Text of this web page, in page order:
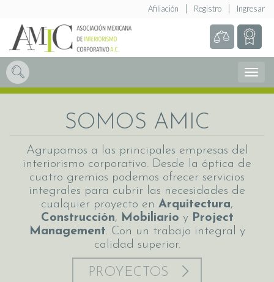
Ingresar
Registro
Afiliación
Menú
SOMOS AMIC
Agrupamos a las principales empresas del
interiorismo corporativo. Desde la óptica de
cuatro gremios podemos ofrecer servicios
integrales para cubrir las necesidades de
cualquier proyecto en Arquitectura,
Construcción, Mobiliario y Project
Management. Con un trabajo integral y
calidad superior.
PROYECTOS